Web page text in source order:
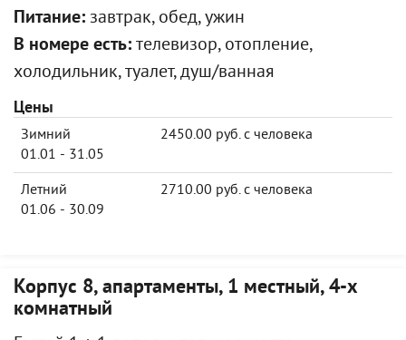
Питание: завтрак, обед, ужин
В номере есть: телевизор, отопление,
холодильник, туалет, душ/ванная
Цены
Зимний
01.01 - 31.05
2450.00 руб. с человека
Летний
01.06 - 30.09
2710.00 руб. с человека
Корпус 8, апартаменты, 1 местный, 4-х
комнатный